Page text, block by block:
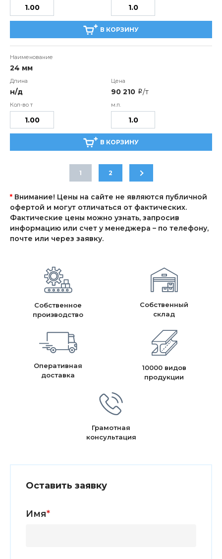
В КОРЗИНУ
24 мм
н/д 90 210 i/т
В КОРЗИНУ
1 2
* Внимание! Цены на сайте не являются публичной
офертой и могут отличаться от фактических.
Фактические цены можно узнать, запросив
информацию или счет у менеджера – по телефону,
почте или через заявку.
Собственное
производство
Собственный
склад
Оперативная
доставка
10000 видов
продукции
Грамотная
консультация
Оставить заявку
Имя*